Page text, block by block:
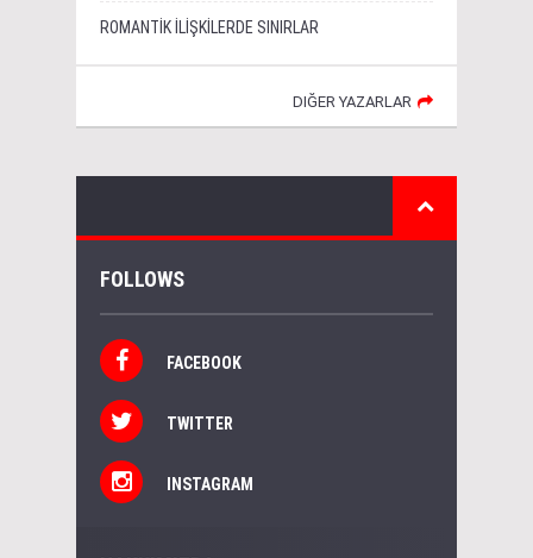
ROMANTİK İLİŞKİLERDE SINIRLAR
DIĞER YAZARLAR
FOLLOWS
FACEBOOK
TWITTER
INSTAGRAM